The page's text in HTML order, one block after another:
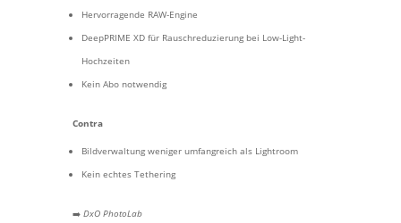
Hervorragende RAW-Engine
DeepPRIME XD für Rauschreduzierung bei Low-Light-
Hochzeiten
Kein Abo notwendig
Contra
Bildverwaltung weniger umfangreich als Lightroom
Kein echtes Tethering
➡️ DxO PhotoLab